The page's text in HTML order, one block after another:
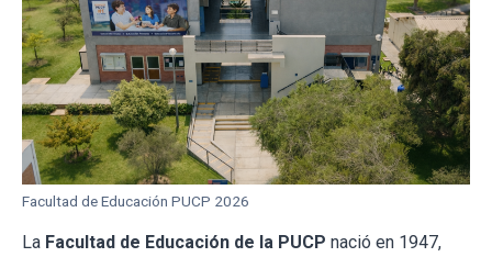
Facultad de Educación PUCP 2026
La Facultad de Educación de la PUCP nació en 1947,